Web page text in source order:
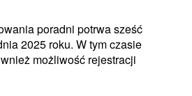
poradni potrwa sześć
2025 roku. W tym czasie
możliwość rejestracji